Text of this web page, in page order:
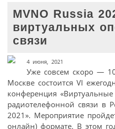
MVNO Russia
виртуальных
связи
4 июня, 2021
Уже совсем скоро —
Москве состоится VI
конференция
радиотелефонной связи в
2021». Мероприятие
онлайн) формате. В этом